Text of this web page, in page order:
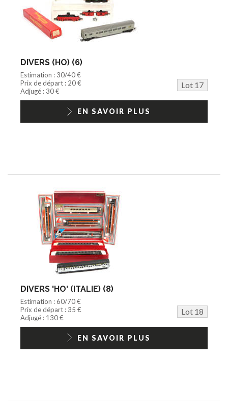
DIVERS (HO) (6)
Estimation : 30/40 €
Prix de départ : 20 €
Lot 17
Adjugé : 30 €
EN SAVOIR PLUS
DIVERS 'HO' (ITALIE) (8)
Estimation : 60/70 €
Prix de départ : 35 €
Lot 18
Adjugé : 130 €
EN SAVOIR PLUS